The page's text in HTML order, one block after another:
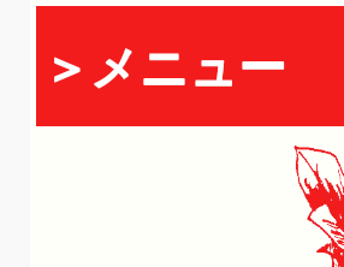
＞メニュー